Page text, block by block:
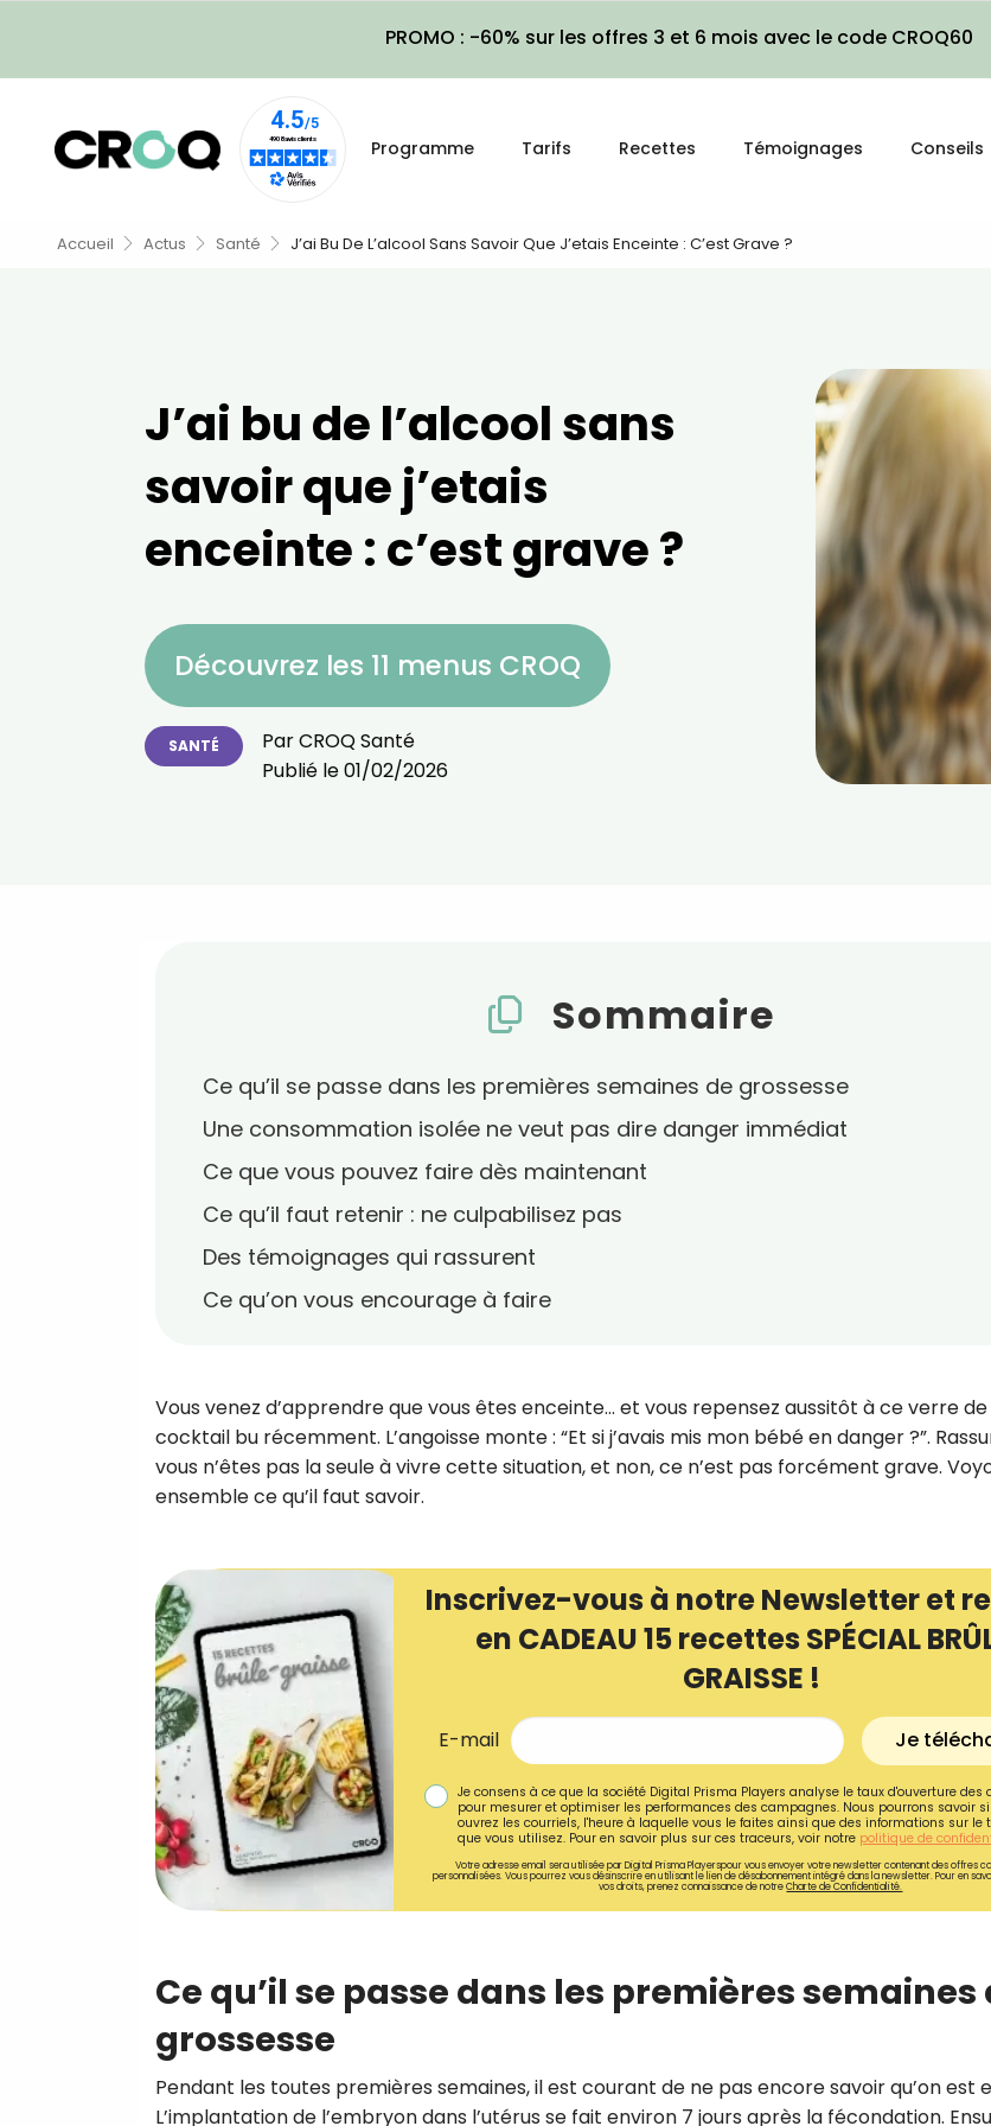
PROMO : -60% sur les offres 3 et 6 mois avec le code CROQ60
Programme Tarifs Recettes Témoignages Conseils
Accueil Actus Santé J’ai Bu De L’alcool Sans Savoir Que J’etais Enceinte : C’est Grave ?
J’ai bu de l’alcool sans
savoir que j’etais
enceinte : c’est grave ?
Découvrez les 11 menus CROQ
SANTÉ ParCROQ Santé
Publié le01/02/2026
Sommaire
Ce qu’il se passe dans les premières semaines de grossesse
Une consommation isolée ne veut pas dire danger immédiat
Ce que vous pouvez faire dès maintenant
Ce qu’il faut retenir : ne culpabilisez pas
Des témoignages qui rassurent
Ce qu’on vous encourage à faire
Vous venez d’apprendre que vous êtes enceinte… et vous repensez aussitôt à ce verre
cocktail bu récemment. L’angoisse monte : “Et si j’avais mis mon bébé en danger ?”.
vous n’êtes pas la seule à vivre cette situation, et non, ce n’est pas forcément grave.
ensemble ce qu’il faut savoir.
Inscrivez-vous à notre Newsletter et
en CADEAU 15 recettes SPÉCIAL
GRAISSE !
E-mail Je
Je consens à ce que la société Digital Prisma Players analyse le taux d'ouverture des
pour mesurer et optimiser les performances des campagnes. Nous pourrons savoir
ouvrez les courriels, l'heure à laquelle vous le faites ainsi que des informations sur le
que vous utilisez. Pour en savoir plus sur ces traceurs, voir notre politique de
Votre adresse email sera utilisée par Digital Prisma Playerspour vous envoyer votre newsletter contenant des offres
personnalisées. Vous pourrez vous désinscrire en utilisant le lien de désabonnement intégré dans la newsletter. Pour en
vos droits, prenez connaissance de notreCharte de Confidentialité.
Ce qu’il se passe dans les premières semaines
grossesse
Pendant les toutes premières semaines, il est courant de ne pas encore savoir qu’on est
L’implantation de l’embryon dans l’utérus se fait environ 7 jours après la fécondation.
Recevez
Ainsi que la newsletter